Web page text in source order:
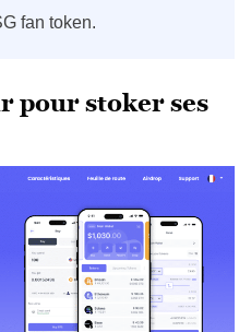
fan token.
pour stoker ses